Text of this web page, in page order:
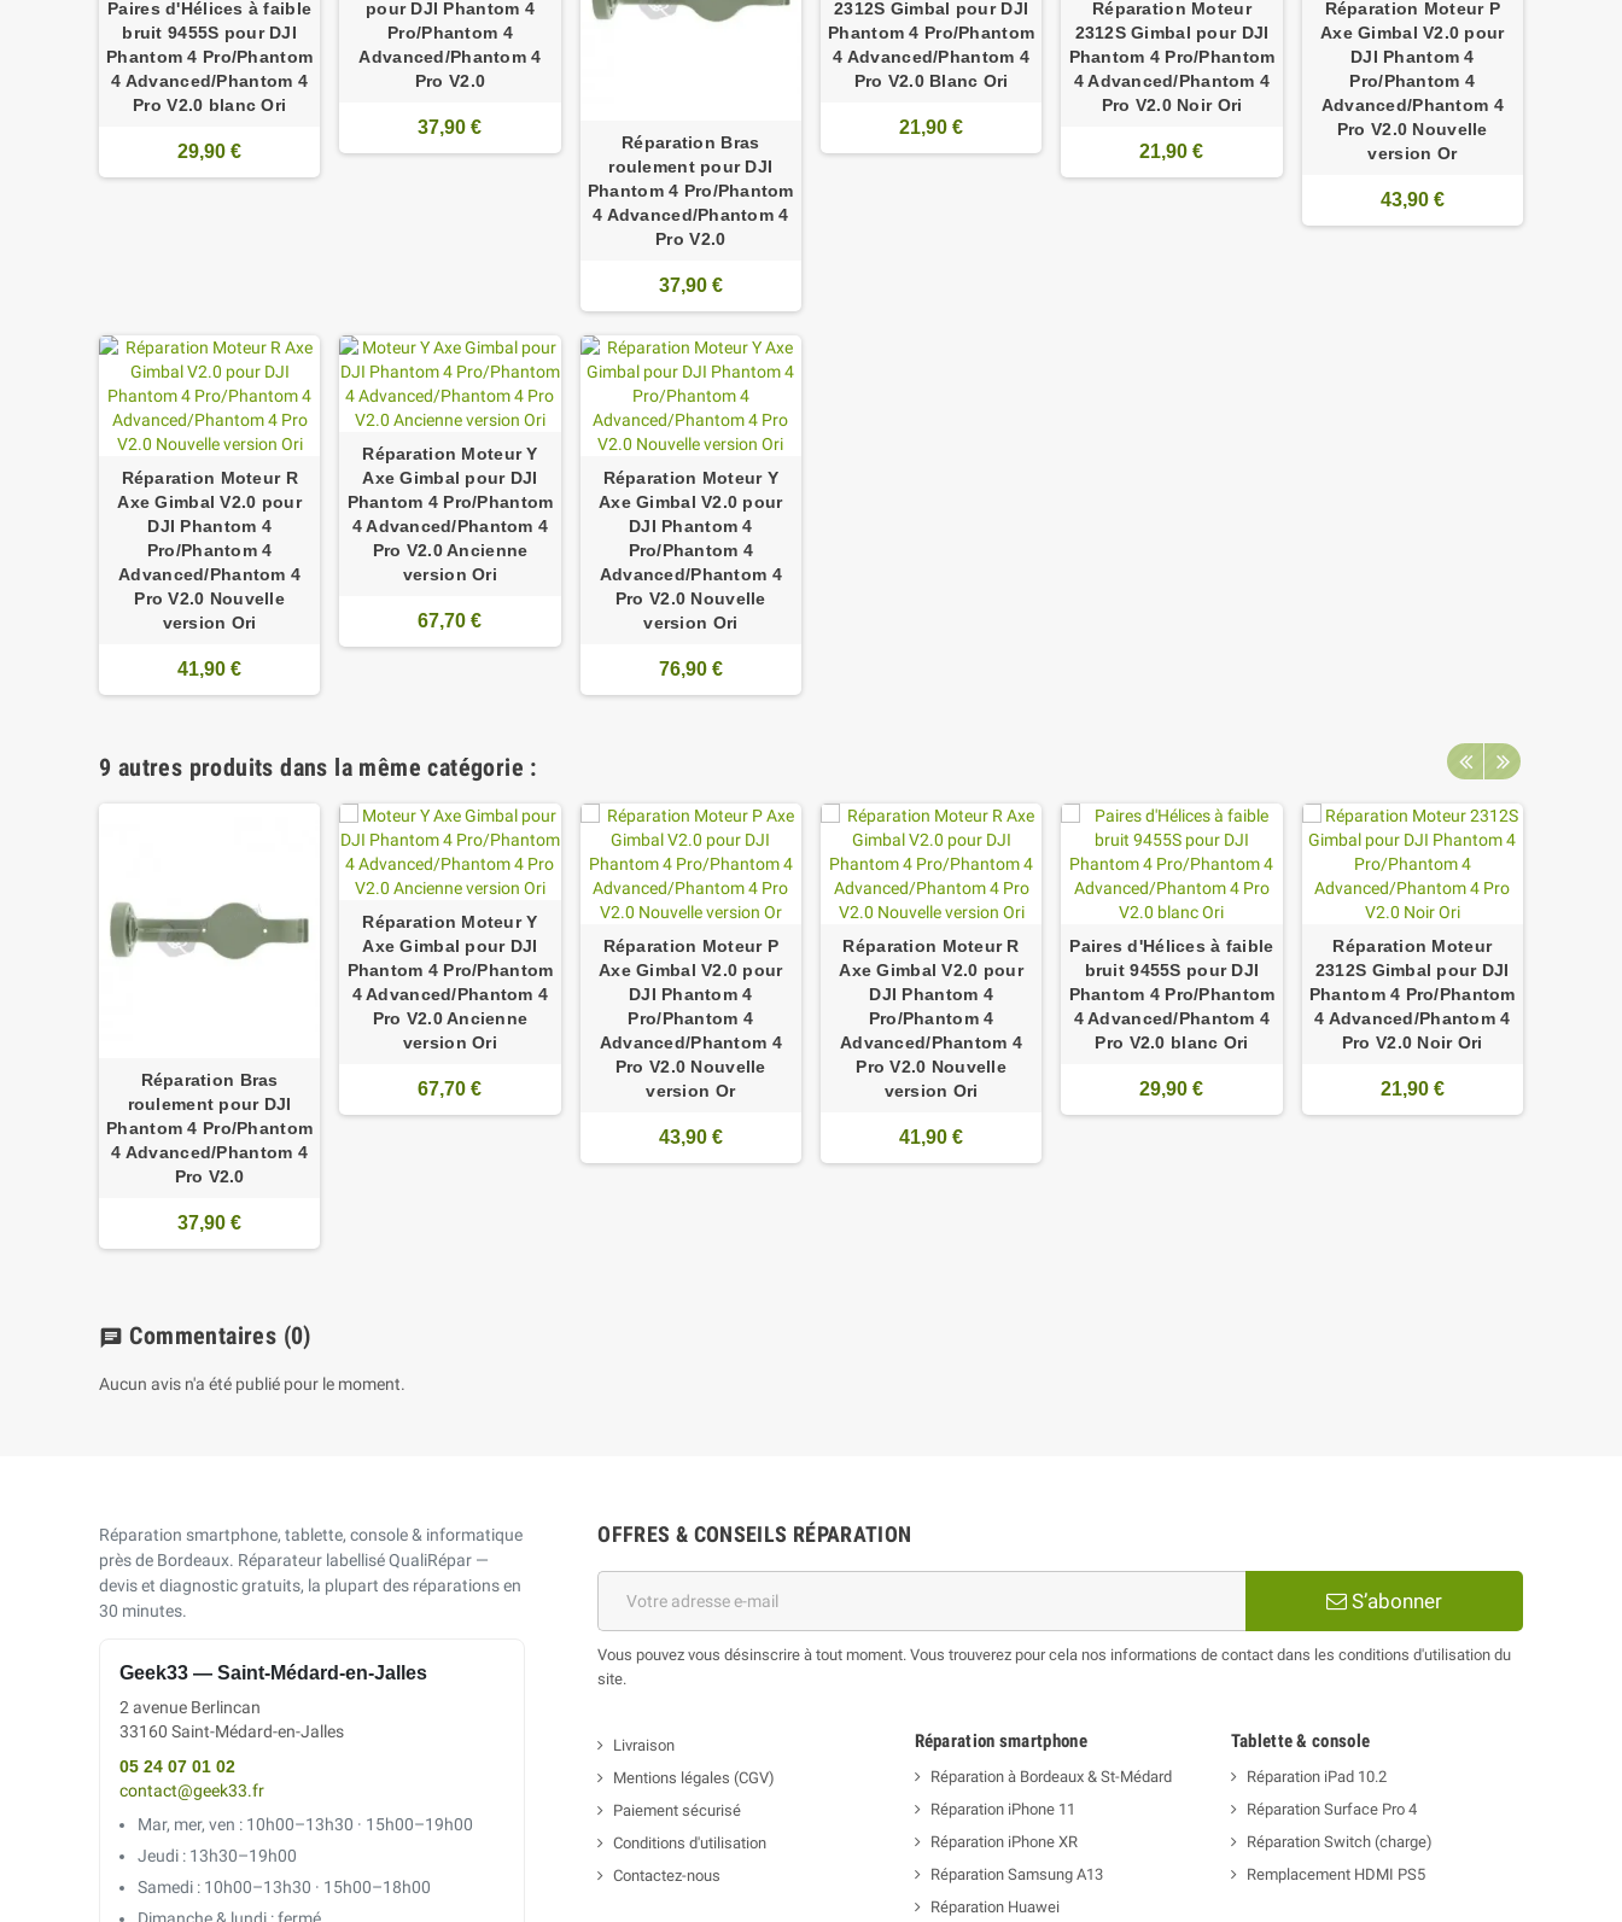
Paires d'Hélices à faible
bruit 9455S pour DJI
Phantom 4 Pro/Phantom
4 Advanced/Phantom 4
Pro V2.0 blanc Ori
29,90 €
pour DJI Phantom 4
Pro/Phantom 4
Advanced/Phantom 4
Pro V2.0
37,90 €
Réparation Bras
roulement pour DJI
Phantom 4 Pro/Phantom
4 Advanced/Phantom 4
Pro V2.0
37,90 €
2312S Gimbal pour DJI
Phantom 4 Pro/Phantom
4 Advanced/Phantom 4
Pro V2.0 Blanc Ori
21,90 €
Réparation Moteur
2312S Gimbal pour DJI
Phantom 4 Pro/Phantom
4 Advanced/Phantom 4
Pro V2.0 Noir Ori
21,90 €
Réparation Moteur P
Axe Gimbal V2.0 pour
DJI Phantom 4
Pro/Phantom 4
Advanced/Phantom 4
Pro V2.0 Nouvelle
version Or
43,90 €
Réparation Moteur R
Axe Gimbal V2.0 pour
DJI Phantom 4
Pro/Phantom 4
Advanced/Phantom 4
Pro V2.0 Nouvelle
version Ori
41,90 €
Réparation Moteur Y
Axe Gimbal pour DJI
Phantom 4 Pro/Phantom
4 Advanced/Phantom 4
Pro V2.0 Ancienne
version Ori
67,70 €
Réparation Moteur Y
Axe Gimbal V2.0 pour
DJI Phantom 4
Pro/Phantom 4
Advanced/Phantom 4
Pro V2.0 Nouvelle
version Ori
76,90 €
9 autres produits dans la même catégorie :
Réparation Bras
roulement pour DJI
Phantom 4 Pro/Phantom
4 Advanced/Phantom 4
Pro V2.0
37,90 €
Réparation Moteur Y
Axe Gimbal pour DJI
Phantom 4 Pro/Phantom
4 Advanced/Phantom 4
Pro V2.0 Ancienne
version Ori
67,70 €
Réparation Moteur P
Axe Gimbal V2.0 pour
DJI Phantom 4
Pro/Phantom 4
Advanced/Phantom 4
Pro V2.0 Nouvelle
version Or
43,90 €
Réparation Moteur R
Axe Gimbal V2.0 pour
DJI Phantom 4
Pro/Phantom 4
Advanced/Phantom 4
Pro V2.0 Nouvelle
version Ori
41,90 €
Paires d'Hélices à faible
bruit 9455S pour DJI
Phantom 4 Pro/Phantom
4 Advanced/Phantom 4
Pro V2.0 blanc Ori
29,90 €
Réparation Moteur
2312S Gimbal pour DJI
Phantom 4 Pro/Phantom
4 Advanced/Phantom 4
Pro V2.0 Noir Ori
21,90 €
chat Commentaires (0)
Aucun avis n'a été publié pour le moment.
Réparation smartphone, tablette, console & informatique
près de Bordeaux. Réparateur labellisé QualiRépar —
devis et diagnostic gratuits, la plupart des réparations en
30 minutes.
Geek33 — Saint-Médard-en-Jalles
2 avenue Berlincan
33160 Saint-Médard-en-Jalles
05 24 07 01 02
contact@geek33.fr
Mar, mer, ven : 10h00–13h30 · 15h00–19h00
Jeudi : 13h30–19h00
Samedi : 10h00–13h30 · 15h00–18h00
OFFRES & CONSEILS RÉPARATION
S’abonner
Vous pouvez vous désinscrire à tout moment. Vous trouverez pour cela nos informations de contact dans les conditions d'utilisation du
site.
Livraison
Mentions légales (CGV)
Paiement sécurisé
Conditions d'utilisation
Contactez-nous
Réparation smartphone
Réparation à Bordeaux & St-Médard
Réparation iPhone 11
Réparation iPhone XR
Réparation Samsung A13
Réparation Huawei
Tablette & console
Réparation iPad 10.2
Réparation Surface Pro 4
Réparation Switch (charge)
Remplacement HDMI PS5